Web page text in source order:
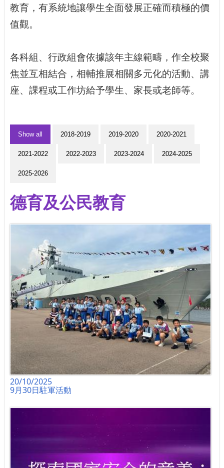
教育，有系統地讓學生全面發展正確而積極的價
值觀。
各科組、行政組會依據該年主線範疇，作全校聚
焦並互相結合，相輔推展相關多元化的活動、講
座、課程或工作坊給予學生、家長或老師等。
Show all 2018-2019 2019-2020 2020-2021
2021-2022 2022-2023 2023-2024 2024-2025
2025-2026
德育及公民教育
20/10/2025
9月30日駐軍活動